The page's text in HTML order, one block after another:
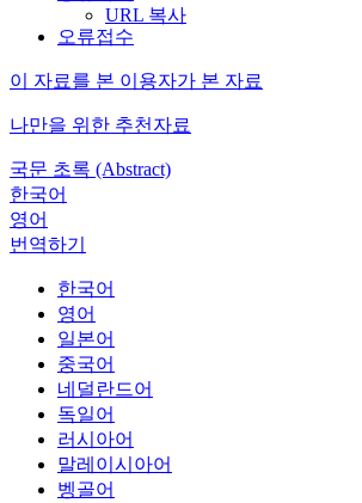
URL 복사
오류접수
이 자료를 본 이용자가 본 자료
나만을 위한 추천자료
국문 초록 (Abstract)
한국어
영어
번역하기
한국어
영어
일본어
중국어
네덜란드어
독일어
러시아어
말레이시아어
벵골어